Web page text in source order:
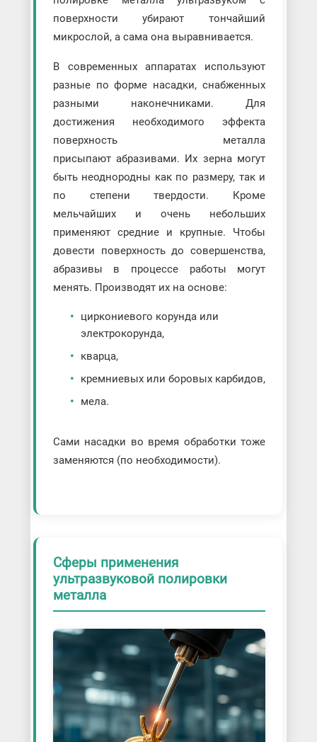
поверхности убирают тончайший
микрослой, а сама она выравнивается.
В современных аппаратах используют
разные по форме насадки, снабженных
разными наконечниками. Для
достижения необходимого эффекта
поверхность металла
присыпают абразивами. Их зерна могут
быть неоднородны как по размеру, так и
по степени твердости. Кроме
мельчайших и очень небольших
применяют средние и крупные. Чтобы
довести поверхность до совершенства,
абразивы в процессе работы могут
менять. Производят их на основе:
циркониевого корунда или
электрокорунда,
кварца,
кремниевых или боровых карбидов,
мела.
Сами насадки во время обработки тоже
заменяются (по необходимости).
Сферы применения
ультразвуковой полировки
металла